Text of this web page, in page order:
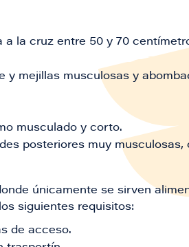
la cruz entre 50 y 70
y mejillas musculosas y
musculado y corto.
posteriores muy musculosas,
únicamente se sirven
siguientes requisitos:
de acceso.